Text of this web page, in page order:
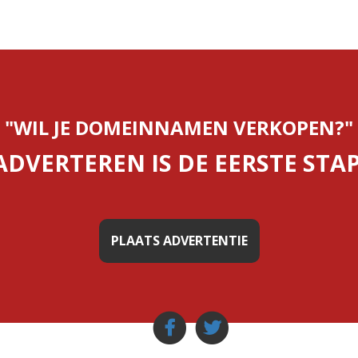
"WIL JE DOMEINNAMEN VERKOPEN?"
IS DE EERSTE
PLAATS ADVERTENTIE